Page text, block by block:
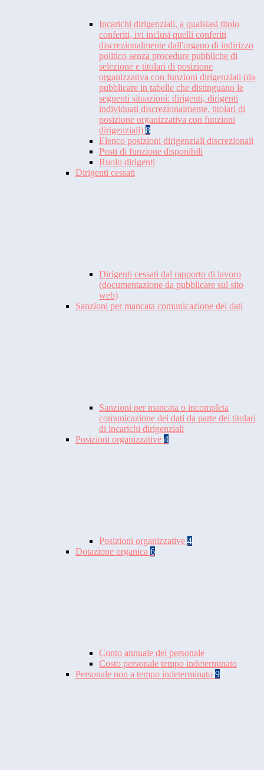
Incarichi dirigenziali, a qualsiasi titolo
conferiti, ivi inclusi quelli conferiti
discrezionalmente dall'organo di indirizzo
politico senza procedure pubbliche di
selezione e titolari di posizione
organizzativa con funzioni dirigenziali (da
pubblicare in tabelle che distinguano le
seguenti situazioni: dirigenti, dirigenti
individuati discrezionalmente, titolari di
posizione organizzativa con funzioni
dirigenziali) 8
Elenco posizioni dirigenziali discrezionali
Posti di funzione disponibili
Ruolo dirigenti
Dirigenti cessati
Dirigenti cessati dal rapporto di lavoro
(documentazione da pubblicare sul sito
web)
Sanzioni per mancata comunicazione dei dati
Sanzioni per mancata o incompleta
comunicazione dei dati da parte dei titolari
di incarichi dirigenziali
Posizioni organizzative 4
Posizioni organizzative 4
Dotazione organica 6
Conto annuale del personale
Costo personale tempo indeterminato
Personale non a tempo indeterminato 9